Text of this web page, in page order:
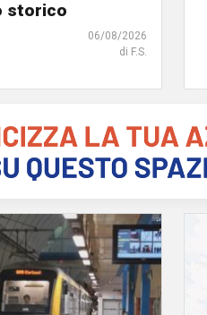
storico
06/08/2026
di F.S.